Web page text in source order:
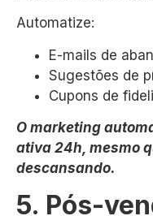
Automatize:
E-mails de
Sugestões de
Cupons de
O marketing
ativa 24h, mesmo
descansando.
5. Pós-